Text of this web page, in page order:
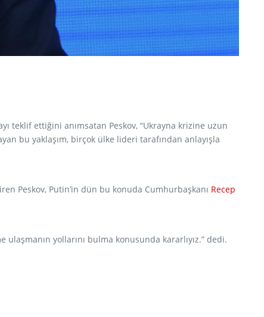
teklif ettiğini anımsatan Peskov, “Ukrayna krizine uzun
bu yaklaşım, birçok ülke lideri tarafından anlayışla
Peskov, Putin’in dün bu konuda Cumhurbaşkanı Recep
yollarını bulma konusunda kararlıyız.” dedi.